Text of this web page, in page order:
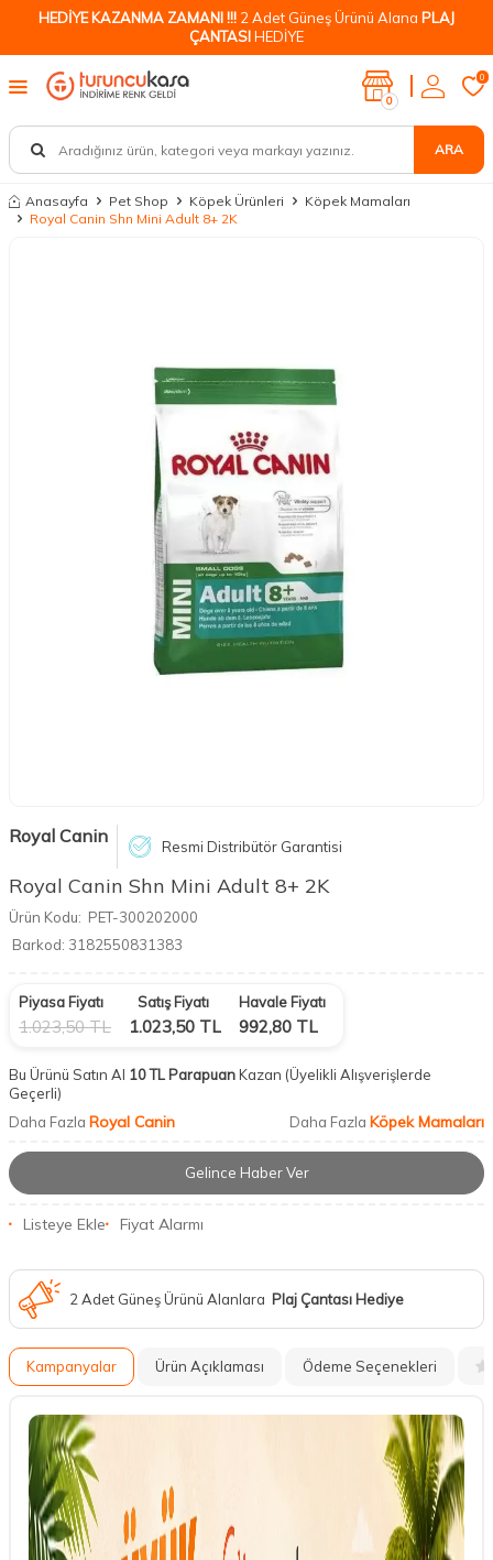
HEDİYE KAZANMA ZAMANI !!! 2 Adet Güneş Ürünü Alana PLAJ
ÇANTASIHEDİYE
ARA
0
0
Anasayfa Pet Shop Köpek Ürünleri
Köpek Mamaları
Royal Canin Shn Mini Adult 8+ 2K
Royal Canin Resmi Distribütör Garantisi
Royal Canin Shn Mini Adult 8+ 2K
Ürün Kodu: PET-300202000
Barkod: 3182550831383
Piyasa Fiyatı
1.023,50TL
Satış Fiyatı
1.023,50 TL
Havale Fiyatı
992,80 TL
Bu Ürünü Satın Al 10 TL ParapuanKazan (Üyelikli Alışverişlerde
Geçerli)
Daha Fazla Royal Canin Daha Fazla Köpek Mamaları
Gelince Haber Ver
Listeye Ekle Fiyat Alarmı
2 Adet Güneş Ürünü Alanlara Plaj Çantası Hediye
Kampanyalar Ürün Açıklaması Ödeme Seçenekleri